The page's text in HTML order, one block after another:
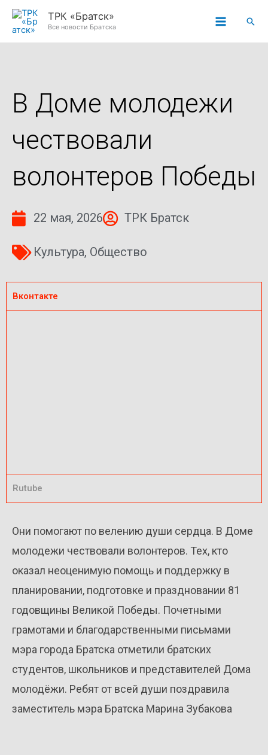
Перейти
ТРК «Братск»
Все новости Братска
В Доме молодежи
чествовали
волонтеров Победы
22 мая, 2026 ТРК Братск
Культура, Общество
Вконтакте
Rutube
Они помогают по велению души сердца. В Доме
молодежи чествовали волонтеров. Тех, кто
оказал неоценимую помощь и поддержку в
планировании, подготовке и праздновании 81
годовщины Великой Победы. Почетными
грамотами и благодарственными письмами
мэра города Братска отметили братских
студентов, школьников и представителей Дома
молодёжи. Ребят от всей души поздравила
заместитель мэра Братска Марина Зубакова